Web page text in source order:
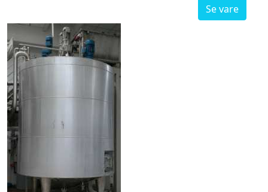
Se vare